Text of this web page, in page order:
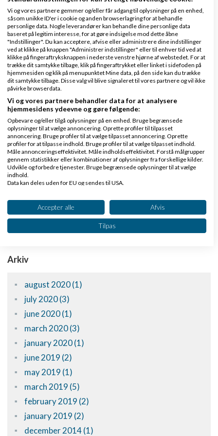
Find den modige investor....
Gambliikommenterede
God pointe og helt enig i der er en klar...
Sebastian Hørbergkommenterede
R** spændende artikel, som belyser noget...
Er du klar til Fremtidens...
Sebastian Hørbergkommenterede
R** spændende artikel, som belyser noget...
Indlæs flere kommentarer +
Arkiv
august 2020 (1)
july 2020 (3)
june 2020 (1)
march 2020 (3)
january 2020 (1)
june 2019 (2)
may 2019 (1)
march 2019 (5)
february 2019 (2)
january 2019 (2)
december 2014 (1)
Vi og vores partnere gemmer og/eller får adgang til oplysninger på en enhed,
såsom unikke ID'er i cookie og anden browserlagring for at behandle
personlige data. Nogle leverandører kan behandle dine personlige data
baseret på legitim interesse, for at gøre indsigelse mod dette åbne
"Indstillinger". Du kan acceptere, afvise eller administrere dine indstillinger
ved at klikke på knappen "Administrer indstillinger" eller til enhver tid ved at
klikke på fingeraftryksknappen i nederste venstre hjørne af webstedet. For at
trække dit samtykke tilbage, klik på fingeraftrykket eller linket i sidefoden på
hjemmesiden og klik på menupunktet Mine data, på den side kan du trække
dit samtykke tilbage. Disse valg vil blive signaleret til vores partnere og vil ikke
påvirke browserdata.
Vi og vores partnere behandler data for at analysere
hjemmesidens ydeevne og gøre følgende:
Opbevare og/eller tilgå oplysninger på en enhed. Bruge begrænsede
oplysninger til at vælge annoncering. Oprette profiler til tilpasset
annoncering. Bruge profiler til at vælge tilpasset annoncering. Oprette
profiler for at tilpasse indhold. Bruge profiler til at vælge tilpasset indhold.
Måle annonceringseffektivitet. Måle indholdseffektivitet. Forstå målgrupper
gennem statistikker eller kombinationer af oplysninger fra forskellige kilder.
Udvikle og forbedre tjenester. Bruge begrænsede oplysninger til at vælge
indhold.
Data kan deles uden for EU og sendes til USA.
Se partnerliste (2 IAB-leverandører)
Vi bruger dine data til følgende formål:
IAB's behandlingsformål:
enhed
annoncering
Oprette profiler til tilpasset annoncering
Bruge profiler til at vælge tilpasset
annoncering
Bruge profiler til at vælge tilpasset indhold
Måle annonceringseffektivitet
Måle indholdseffektivitet
Forstå målgrupper gennem statistikker eller
Accepter alle Afvis
Tilpas